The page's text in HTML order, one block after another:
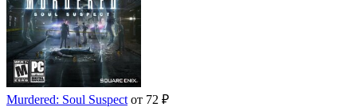
Murdered: Soul Suspect от 72 ₽